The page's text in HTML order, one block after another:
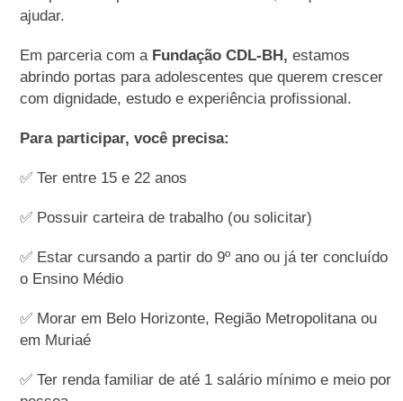
ajudar.
Em parceria com a Fundação CDL-BH, estamos
abrindo portas para adolescentes que querem crescer
com dignidade, estudo e experiência profissional.
Para participar, você precisa:
✅ Ter entre 15 e 22 anos
✅ Possuir carteira de trabalho (ou solicitar)
✅ Estar cursando a partir do 9º ano ou já ter concluído
o Ensino Médio
✅ Morar em Belo Horizonte, Região Metropolitana ou
em Muriaé
✅ Ter renda familiar de até 1 salário mínimo e meio por